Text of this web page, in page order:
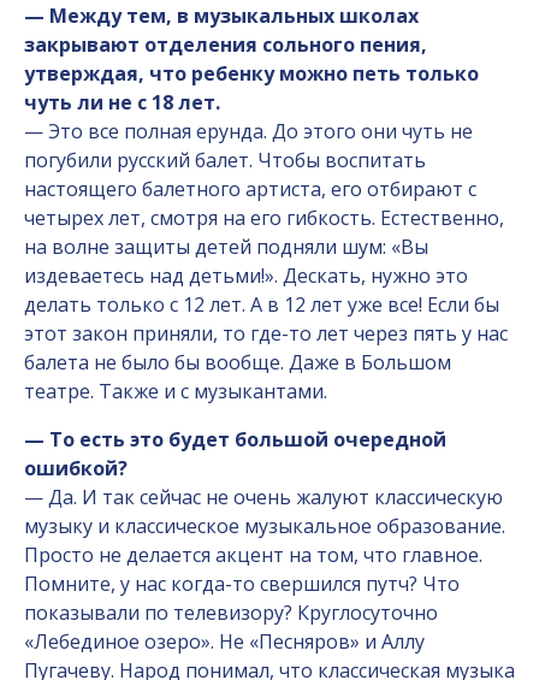
— Между тем, в музыкальных школах
закрывают отделения сольного пения,
утверждая, что ребенку можно петь только
чуть ли не с 18 лет.
— Это все полная ерунда. До этого они чуть не
погубили русский балет. Чтобы воспитать
настоящего балетного артиста, его отбирают с
четырех лет, смотря на его гибкость. Естественно,
на волне защиты детей подняли шум: «Вы
издеваетесь над детьми!». Дескать, нужно это
делать только с 12 лет. А в 12 лет уже все! Если бы
этот закон приняли, то где-то лет через пять у нас
балета не было бы вообще. Даже в Большом
театре. Также и с музыкантами.
— То есть это будет большой очередной
ошибкой?
— Да. И так сейчас не очень жалуют классическую
музыку и классическое музыкальное образование.
Просто не делается акцент на том, что главное.
Помните, у нас когда-то свершился путч? Что
показывали по телевизору? Круглосуточно
«Лебединое озеро». Не «Песняров» и Аллу
Пугачеву. Народ понимал, что классическая музыка